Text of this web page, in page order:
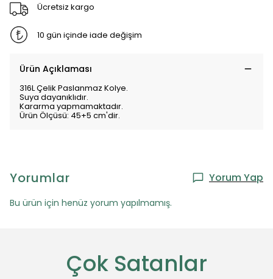
Ücretsiz kargo
10 gün içinde iade değişim
Ürün Açıklaması
316L Çelik Paslanmaz Kolye.
Suya dayanıklıdır.
Kararma yapmamaktadır.
Ürün Ölçüsü: 45+5 cm'dir.
Yorumlar Yorum Yap
Bu ürün için henüz yorum yapılmamış.
Çok Satanlar